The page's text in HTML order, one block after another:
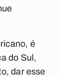
é
do Sul,
dar esse